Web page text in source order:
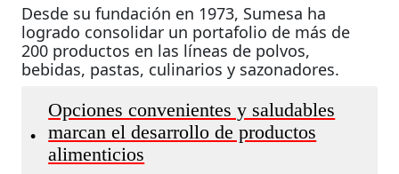
Desde su fundación en 1973, Sumesa ha
logrado consolidar un portafolio de más de
200 productos en las líneas de polvos,
bebidas, pastas, culinarios y sazonadores.
•
Opciones convenientes y saludables
marcan el desarrollo de productos
alimenticios